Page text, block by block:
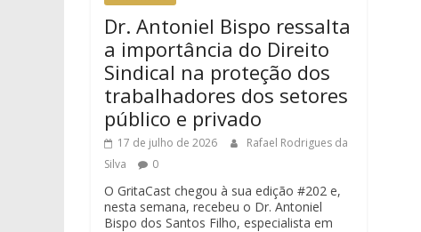
Dr. Antoniel Bispo ressalta
a importância do Direito
Sindical na proteção dos
trabalhadores dos setores
público e privado
17 de julho de 2026
Rafael Rodrigues da
Silva
0
O GritaCast chegou à sua edição #202 e,
nesta semana, recebeu o Dr. Antoniel
Bispo dos Santos Filho, especialista em